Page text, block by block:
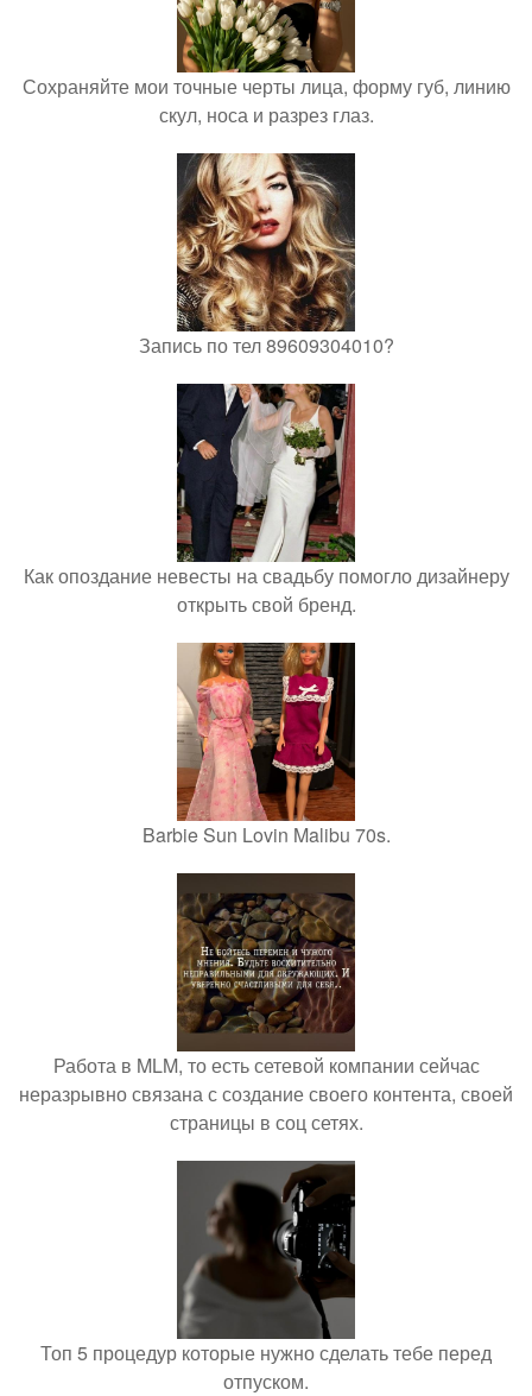
Сохраняйте мои точные черты лица, форму губ, линию
скул, носа и разрез глаз.
Запись по тел 89609304010?
Как опоздание невесты на свадьбу помогло дизайнеру
открыть свой бренд.
Barbie Sun Lovin Malibu 70s.
Работа в MLM, то есть сетевой компании сейчас
неразрывно связана с создание своего контента, своей
страницы в соц сетях.
Топ 5 процедур которые нужно сделать тебе перед
отпуском.